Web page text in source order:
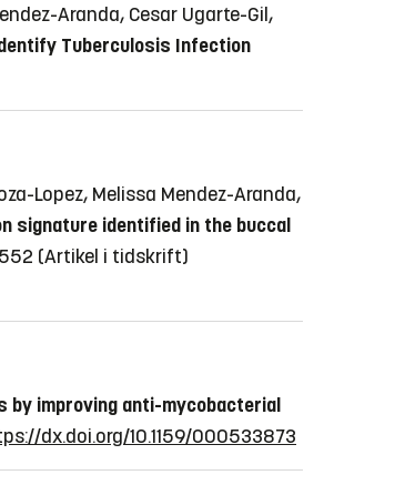
Aranda, Cesar Ugarte-Gil,
Tuberculosis Infection
Lopez, Melissa Mendez-Aranda,
signature identified in the buccal
(Artikel i tidskrift)
by improving anti-mycobacterial
dx.doi.org/10.1159/000533873